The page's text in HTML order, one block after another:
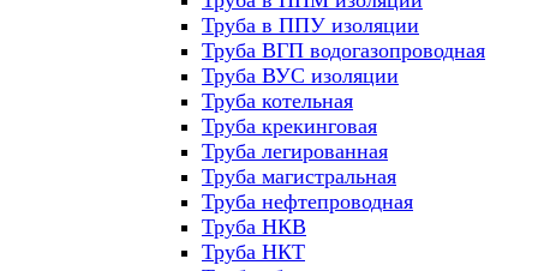
Труба в ППУ изоляции
Труба ВГП водогазопроводная
Труба ВУС изоляции
Труба котельная
Труба крекинговая
Труба легированная
Труба магистральная
Труба нефтепроводная
Труба НКВ
Труба НКТ